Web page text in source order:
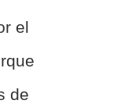
el
de